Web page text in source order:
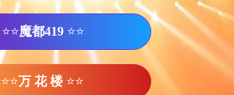
⭐⭐魔都419 ⭐⭐
⭐⭐万 花 楼 ⭐⭐